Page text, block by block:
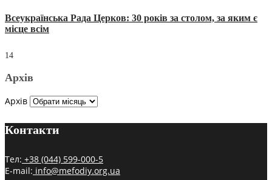
Всеукраїнська Рада Церков: 30 років за столом, за яким є
місце всім
14
Архів
Архів
Контакти
Тел: +38 (044) 599-000-5
E-mail: info@mefodiy.org.ua